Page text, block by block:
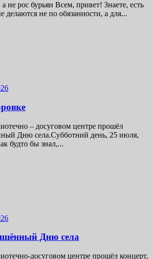
не рос бурьян Всем, привет! Знаете, есть
делаются не по обязанности, а для...
– досуговом центре прошёл
Дню села.Субботний день, 25 июля,
будто бы знал,...
Дню села
досуговом центре прошёл концерт,